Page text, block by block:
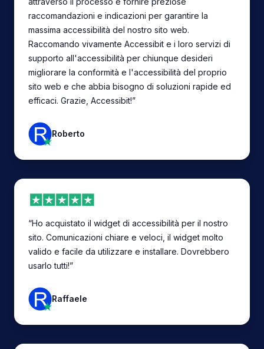
raccomandazioni e indicazioni per garantire la
massima accessibilità del nostro sito web.
Raccomando vivamente Accessibit e i loro servizi di
supporto all'accessibilità per chiunque desideri
migliorare la conformità e l'accessibilità del proprio
sito web e che abbia bisogno di soluzioni rapide ed
efficaci. Grazie, Accessibit!”
Roberto
“Ho acquistato il widget di accessibilità per il nostro
sito. Comunicazioni chiare e veloci, il widget molto
valido e facile da utilizzare e installare. Dovrebbero
usarlo tutti!”
Raffaele